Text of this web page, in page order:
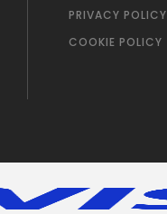
PRIVACY POLICY
COOKIE POLICY